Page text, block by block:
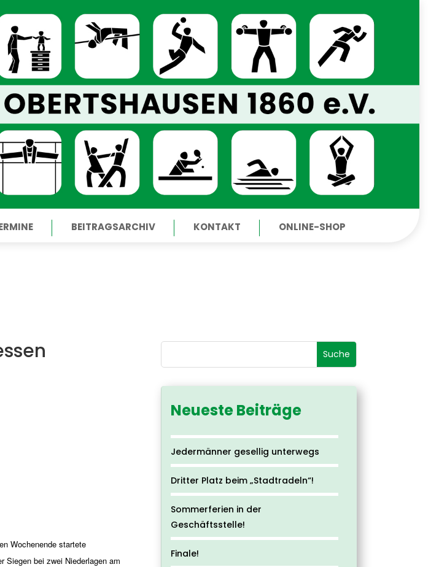
BEITRAGSARCHIV KONTAKT ONLINE-SHOP
Wochenende startete
Siegen bei zwei Niederlagen am
Neueste Beiträge
Jedermänner gesellig unterwegs
Dritter Platz beim „Stadtradeln“!
Sommerferien in der
Geschäftsstelle!
Finale!